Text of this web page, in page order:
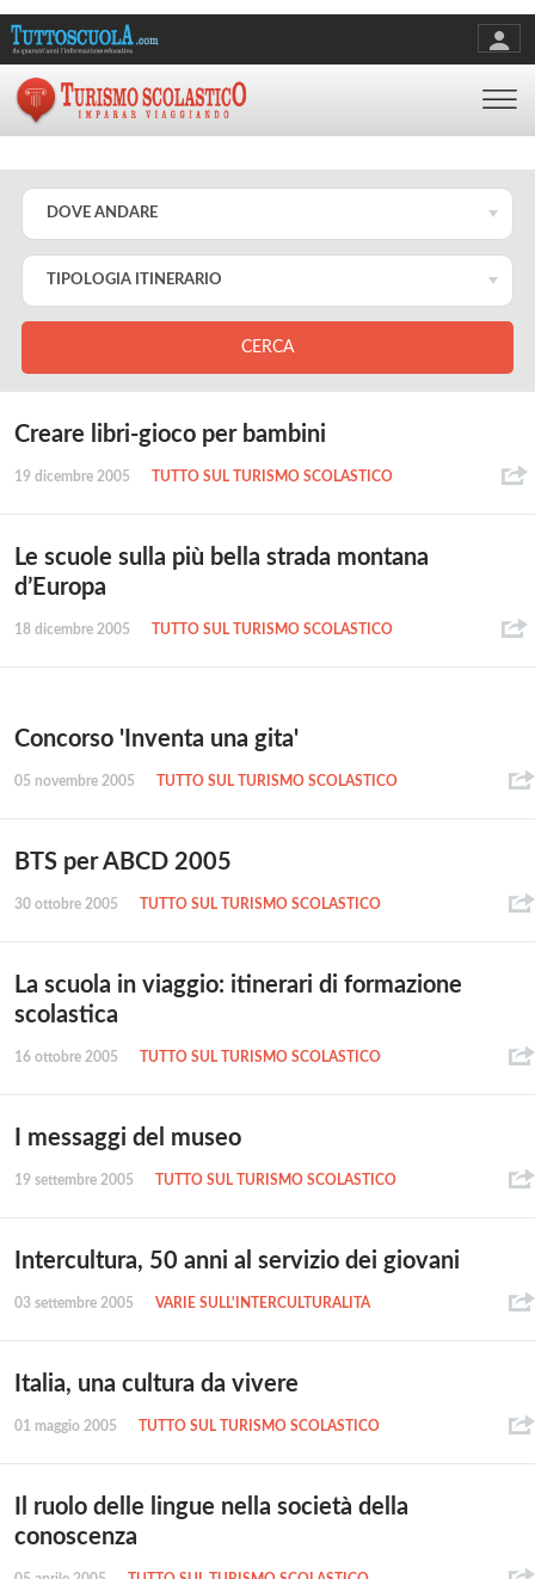
Creare libri-gioco per bambini
19 dicembre 2005 TUTTO SUL TURISMO SCOLASTICO
Le scuole sulla più bella strada montana
d’Europa
18 dicembre 2005 TUTTO SUL TURISMO SCOLASTICO
Concorso 'Inventa una gita'
05 novembre 2005 TUTTO SUL TURISMO SCOLASTICO
BTS per ABCD 2005
30 ottobre 2005 TUTTO SUL TURISMO SCOLASTICO
La scuola in viaggio: itinerari di formazione
scolastica
16 ottobre 2005 TUTTO SUL TURISMO SCOLASTICO
I messaggi del museo
19 settembre 2005 TUTTO SUL TURISMO SCOLASTICO
Intercultura, 50 anni al servizio dei giovani
03 settembre 2005 VARIE SULL'INTERCULTURALITÀ
Italia, una cultura da vivere
01 maggio 2005 TUTTO SUL TURISMO SCOLASTICO
Il ruolo delle lingue nella società della
conoscenza